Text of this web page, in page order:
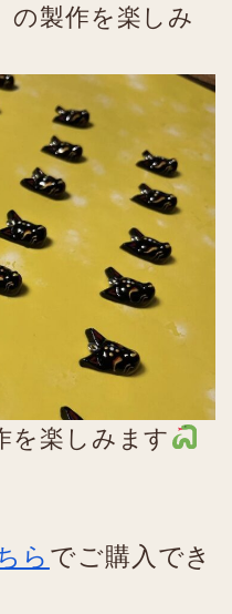
の製作を楽しみ
を楽しみます
ら でご購入でき